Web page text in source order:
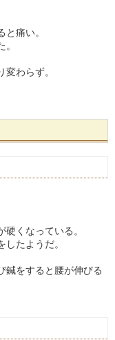
痛い。
わらず。
くなっている。
たようだ。
鍼をすると腰が伸びる